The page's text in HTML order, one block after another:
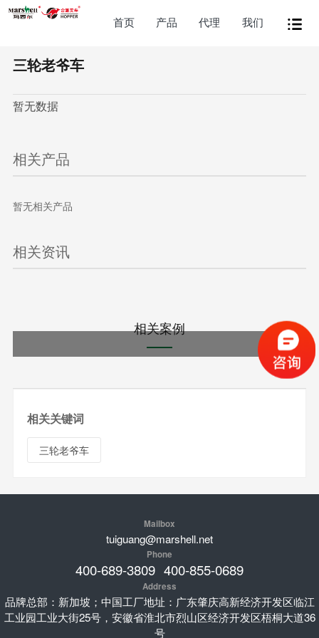
首页 产品 代理 我们
三轮老爷车
暂无数据
相关产品
暂无相关产品
相关资讯
相关案例
相关关键词
三轮老爷车
Mailbox
tuiguang@marshell.net
Phone
400-689-3809 400-855-0689
Address
品牌总部：新加坡；中国工厂地址：广东肇庆高新经济开发区临江
工业园工业大街25号，安徽省淮北市烈山区经济开发区梧桐大道36
号